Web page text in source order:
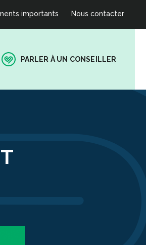
importants Nous contacter
PARLER À UN CONSEILLER